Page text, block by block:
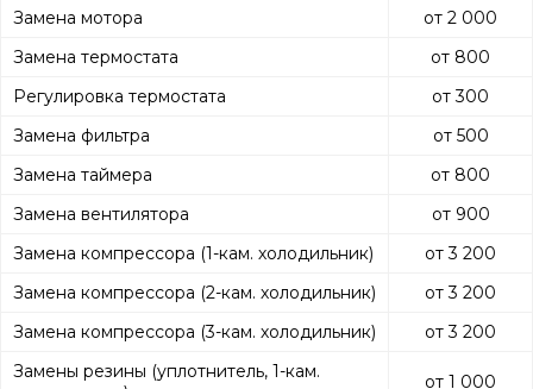
Замена мотора
от 2 000
Замена термостата
от 800
Регулировка термостата
от 300
Замена фильтра
от 500
Замена таймера
от 800
Замена вентилятора
от 900
Замена компрессора (1-кам. холодильник)
от 3 200
Замена компрессора (2-кам. холодильник)
от 3 200
Замена компрессора (3-кам. холодильник)
от 3 200
Замены резины (уплотнитель, 1-кам.
от 1 000